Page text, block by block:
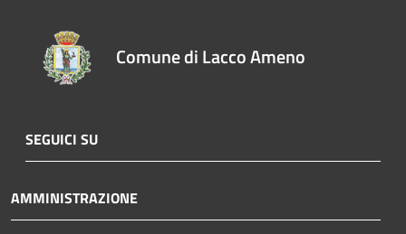
Comune di Lacco Ameno
SEGUICI SU
AMMINISTRAZIONE